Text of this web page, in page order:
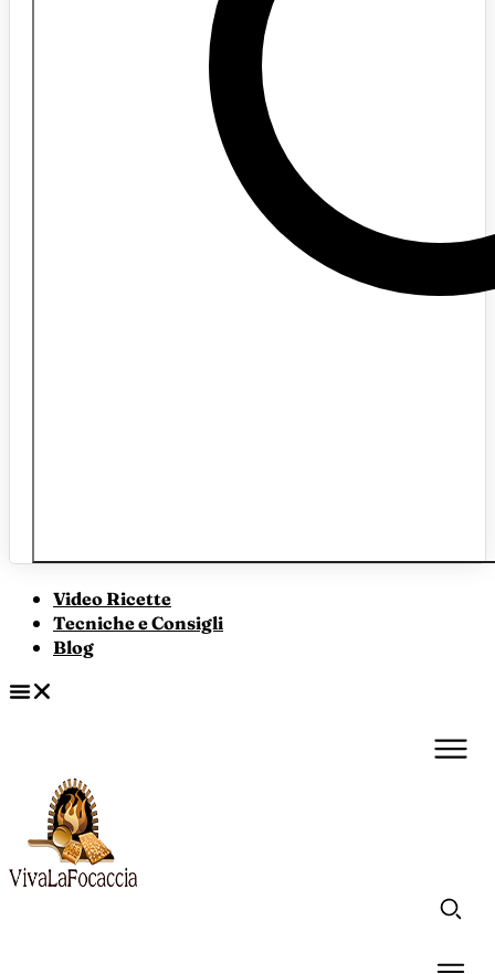
Video Ricette
Tecniche e Consigli
Blog